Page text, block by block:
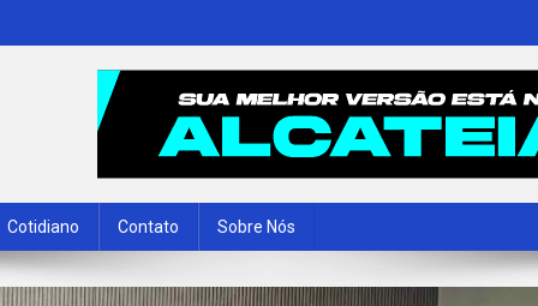
Cotidiano Contato Sobre Nós